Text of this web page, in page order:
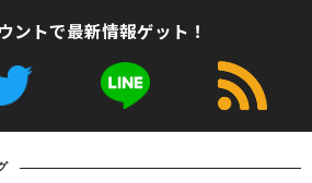
ントで最新情報ゲット！